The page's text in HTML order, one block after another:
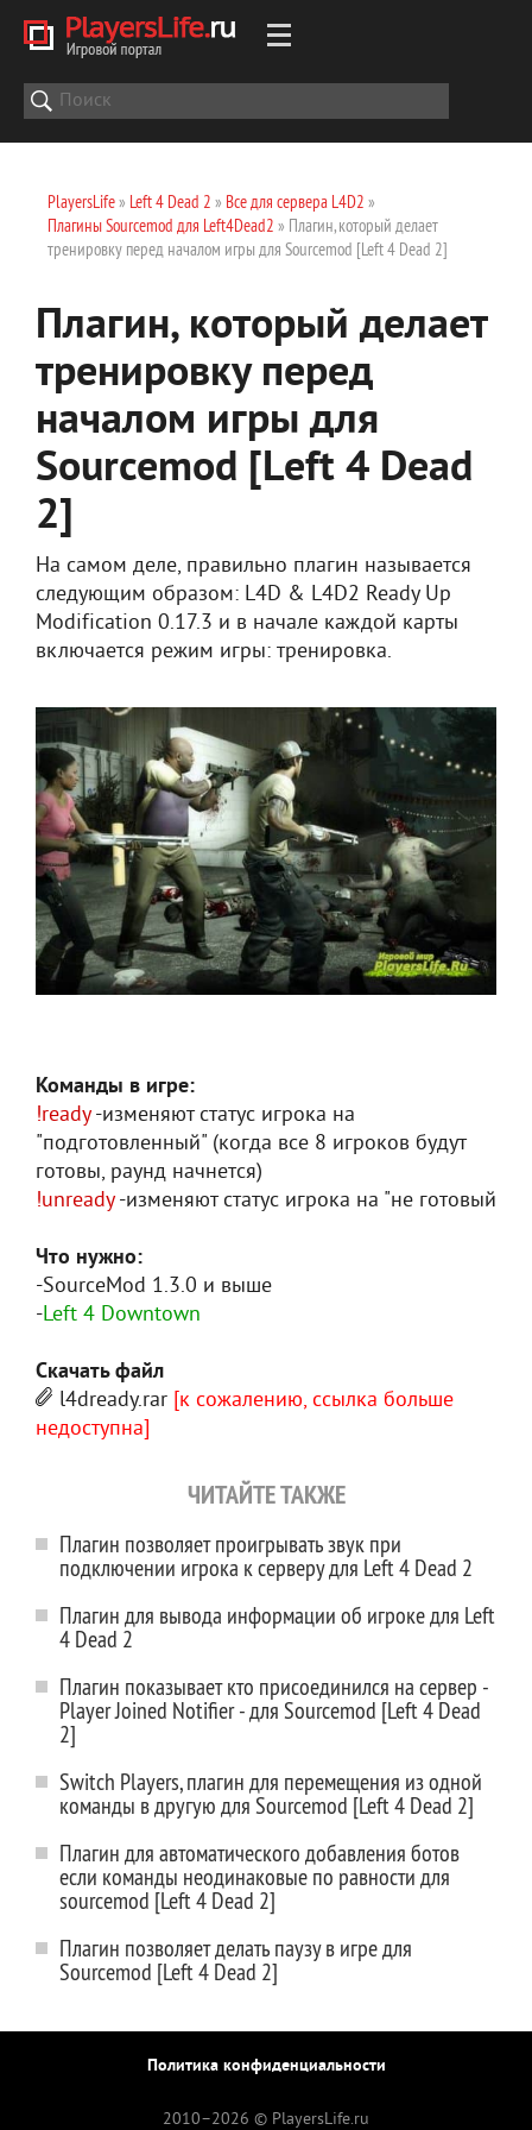
PlayersLife» Left 4 Dead 2 » Все для сервера L4D2 »
Плагины Sourcemod для Left4Dead2 » Плагин, который делает
тренировку перед началом игры для Sourcemod [Left 4 Dead 2]
Плагин, который делает
тренировку перед
началом игры для
Sourcemod [Left 4 Dead
2]
На самом деле, правильно плагин называется
следующим образом: L4D & L4D2 Ready Up
Modification 0.17.3 и в начале каждой карты
включается режим игры: тренировка.
Команды в игре:
!ready-изменяют статус игрока на
"подготовленный" (когда все 8 игроков будут
готовы, раунд начнется)
!unready-изменяют статус игрока на "не готовый
Что нужно:
-SourceMod 1.3.0 и выше
-Left 4 Downtown
Скачать файл
l4dready.rar [к сожалению, ссылка больше
недоступна]
ЧИТАЙТЕ ТАКЖЕ
Плагин позволяет проигрывать звук при
подключении игрока к серверу для Left 4 Dead 2
Плагин для вывода информации об игроке для Left
4 Dead 2
Плагин показывает кто присоединился на сервер -
Player Joined Notifier - для Sourcemod [Left 4 Dead
2]
Switch Players, плагин для перемещения из одной
команды в другую для Sourcemod [Left 4 Dead 2]
Плагин для автоматического добавления ботов
если команды неодинаковые по равности для
sourcemod [Left 4 Dead 2]
Плагин позволяет делать паузу в игре для
Sourcemod [Left 4 Dead 2]
Политика конфиденциальности
2010–2026 © PlayersLife.ru